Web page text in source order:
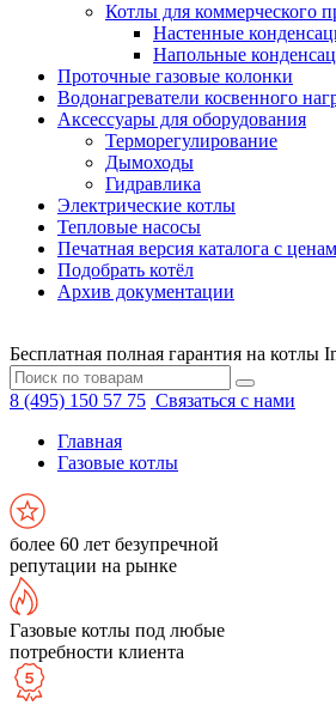
Котлы для коммерческого
Настенные
Напольные
Проточные газовые колонки
Водонагреватели косвенного
Аксессуары для оборудования
Терморегулирование
Дымоходы
Гидравлика
Электрические котлы
Тепловые насосы
Печатная версия каталога с
Подобрать котёл
Архив документации
Бесплатная полная гарантия на котлы
8 (495) 150 57 75 Связаться с нами
Главная
Газовые котлы
более 60 лет безупречной
репутации на рынке
Газовые котлы под любые
потребности клиента